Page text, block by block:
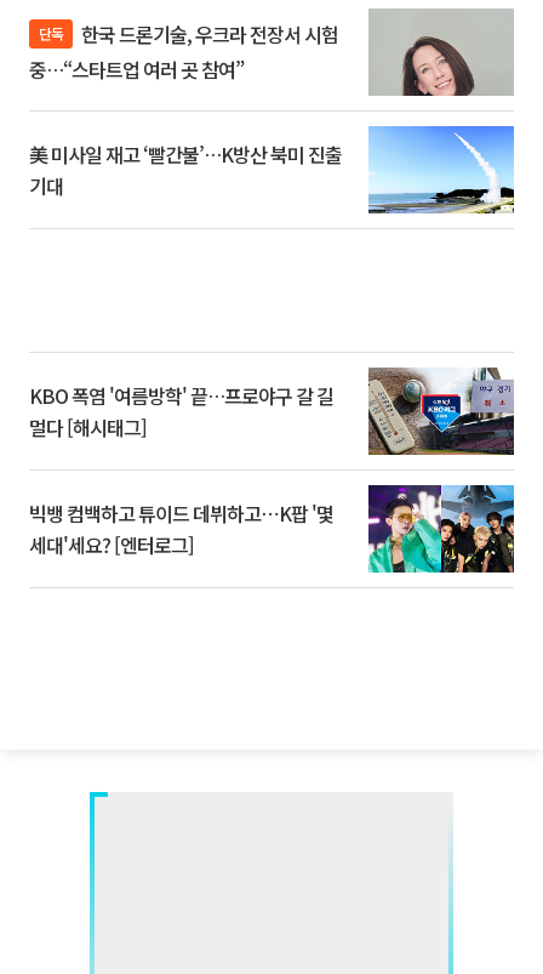
단독
중…“스타트업 여러 곳 참여”
美 미사일 재고 ‘빨간불’…K방산 북미 진출
기대
KBO 폭염 '여름방학' 끝…프로야구 갈 길
멀다 [해시태그]
빅뱅 컴백하고 튜이드 데뷔하고⋯K팝 '몇
세대'세요? [엔터로그]